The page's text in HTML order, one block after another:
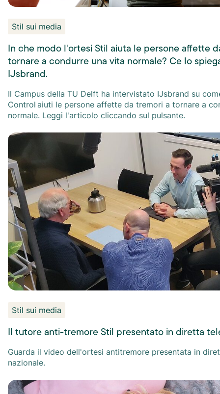
Stil sui media
In che modo l'ortesi Stil aiuta le persone affette
tornare a condurre una vita normale? Ce lo
IJsbrand.
Il Campus della TU Delft ha intervistato IJsbrand su
Control aiuti le persone affette da tremori a tornare a
normale. Leggi l'articolo cliccando sul pulsante.
Stil sui media
Il tutore anti-tremore Stil presentato in diretta
Guarda il video dell'ortesi antitremore presentata in
nazionale.